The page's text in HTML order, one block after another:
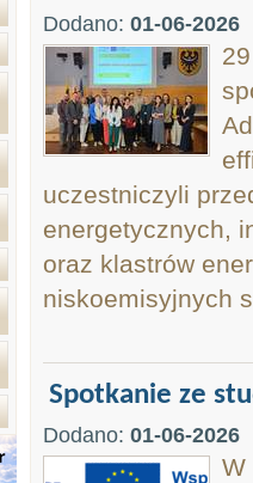
Dodano: 01-06-2026
uczestniczyli
energetycznych,
oraz klastrów
niskoemisyjnych
Spotkanie ze
Dodano: 01-06-2026
W